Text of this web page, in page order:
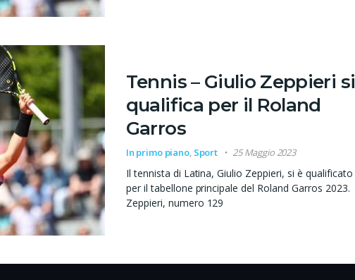
Tennis – Giulio Zeppieri si
qualifica per il Roland
Garros
In primo piano, Sport 25 Maggio 2023
Il tennista di Latina, Giulio Zeppieri, si è qualificato
per il tabellone principale del Roland Garros 2023.
Zeppieri, numero 129